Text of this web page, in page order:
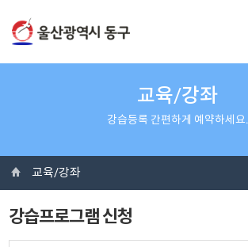
교육/강좌
강습등록 간편하게 예약하세요.
교육/강좌
강습프로그램 신청